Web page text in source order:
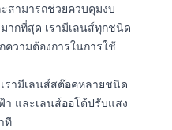
สามารถช่วยควบคุมงบ
ากที่สุด เรามีเลนส์ทุกชนิด
วามต้องการในการใช้
รามีเลนส์สต๊อคหลายชนิด
และเลนส์ออโต้ปรับแสง
ที